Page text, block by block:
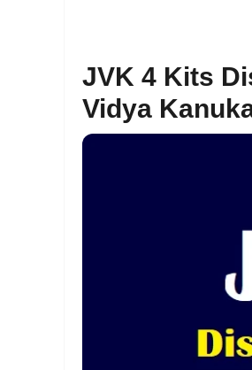
JVK 4 Kits
Vidya